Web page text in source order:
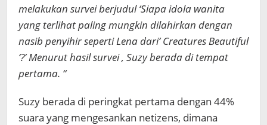
melakukan survei berjudul ‘Siapa idola wanita
yang terlihat paling mungkin dilahirkan dengan
nasib penyihir seperti Lena dari’ Creatures Beautiful
‘?’ Menurut hasil survei , Suzy berada di tempat
pertama. “
Suzy berada di peringkat pertama dengan 44%
suara yang mengesankan netizens, dimana